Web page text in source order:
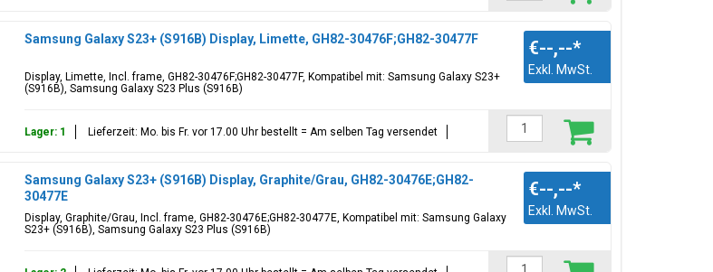
Samsung Galaxy S23+ (S916B) Display, Limette, GH82-30476F;GH82-30477F
Display, Limette, Incl. frame, GH82-30476F;GH82-30477F, Kompatibel mit: Samsung Galaxy S23+
(S916B), Samsung Galaxy S23 Plus (S916B)
€--,--*
Exkl. MwSt.
Lager: 1 Lieferzeit: Mo. bis Fr. vor 17.00 Uhr bestellt = Am selben Tag versendet
Samsung Galaxy S23+ (S916B) Display, Graphite/Grau, GH82-30476E;GH82-
30477E
Display, Graphite/Grau, Incl. frame, GH82-30476E;GH82-30477E, Kompatibel mit: Samsung Galaxy
S23+ (S916B), Samsung Galaxy S23 Plus (S916B)
€--,--*
Exkl. MwSt.